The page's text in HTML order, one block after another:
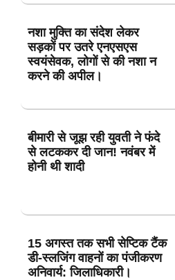
नशा मुक्ति का संदेश लेकर
सड़कों पर उतरे एनएसएस
स्वयंसेवक, लोगों से की नशा न
करने की अपील।
बीमारी से जूझ रही युवती ने फंदे
से लटककर दी जान! नवंबर में
होनी थी शादी
15 अगस्त तक सभी सेप्टिक टैंक
डी-स्लजिंग वाहनों का पंजीकरण
अनिवार्य: जिलाधिकारी।